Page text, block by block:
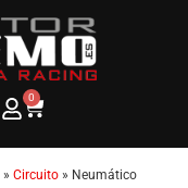
0
» Circuito » Neumático